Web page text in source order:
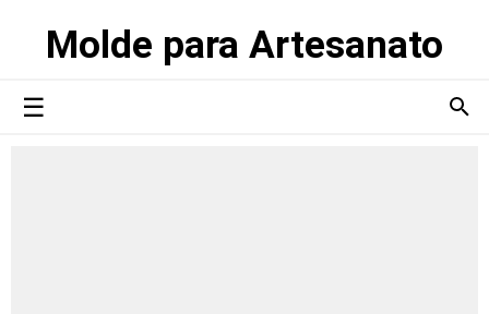
Molde para Artesanato